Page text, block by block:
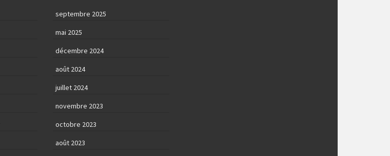
septembre 2025
mai 2025
décembre 2024
août 2024
juillet 2024
novembre 2023
octobre 2023
août 2023